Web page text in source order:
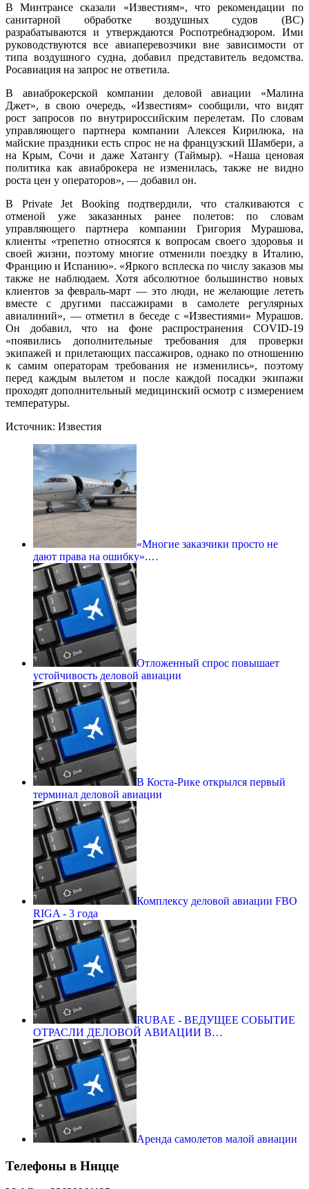
В Минтрансе сказали «Известиям», что рекомендации по
санитарной обработке воздушных судов (ВС)
разрабатываются и утверждаются Роспотребнадзором. Ими
руководствуются все авиаперевозчики вне зависимости от
типа воздушного судна, добавил представитель ведомства.
Росавиация на запрос не ответила.
В авиаброкерской компании деловой авиации «Малина
Джет», в свою очередь, «Известиям» сообщили, что видят
рост запросов по внутрироссийским перелетам. По словам
управляющего партнера компании Алексея Кирилюка, на
майские праздники есть спрос не на французский Шамбери, а
на Крым, Сочи и даже Хатангу (Таймыр). «Наша ценовая
политика как авиаброкера не изменилась, также не видно
роста цен у операторов», — добавил он.
В Private Jet Booking подтвердили, что сталкиваются с
отменой уже заказанных ранее полетов: по словам
управляющего партнера компании Григория Мурашова,
клиенты «трепетно относятся к вопросам своего здоровья и
своей жизни, поэтому многие отменили поездку в Италию,
Францию и Испанию». «Яркого всплеска по числу заказов мы
также не наблюдаем. Хотя абсолютное большинство новых
клиентов за февраль-март — это люди, не желающие лететь
вместе с другими пассажирами в самолете регулярных
авиалиний», — отметил в беседе с «Известиями» Мурашов.
Он добавил, что на фоне распространения COVID-19
«появились дополнительные требования для проверки
экипажей и прилетающих пассажиров, однако по отношению
к самим операторам требования не изменились», поэтому
перед каждым вылетом и после каждой посадки экипажи
проходят дополнительный медицинский осмотр с измерением
температуры.
Источник: Известия
«Многие заказчики просто не
дают права на ошибку».…
Отложенный спрос повышает
устойчивость деловой авиации
В Коста-Рике открылся первый
терминал деловой авиации
Комплексу деловой авиации FBO
RIGA - 3 года
RUBAE - ВЕДУЩЕЕ СОБЫТИЕ
ОТРАСЛИ ДЕЛОВОЙ АВИАЦИИ В…
Аренда самолетов малой авиации
Телефоны в Ницце